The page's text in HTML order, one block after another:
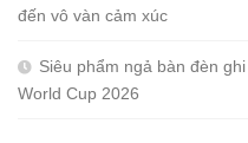
đến vô vàn cảm xúc
Siêu phẩm ngả bàn đèn
World Cup 2026